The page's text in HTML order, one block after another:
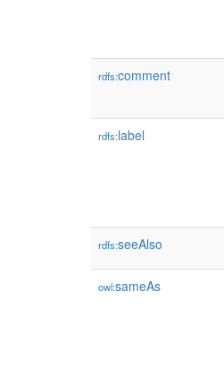
rdfs:comment
rdfs:label
rdfs:seeAlso
owl:sameAs